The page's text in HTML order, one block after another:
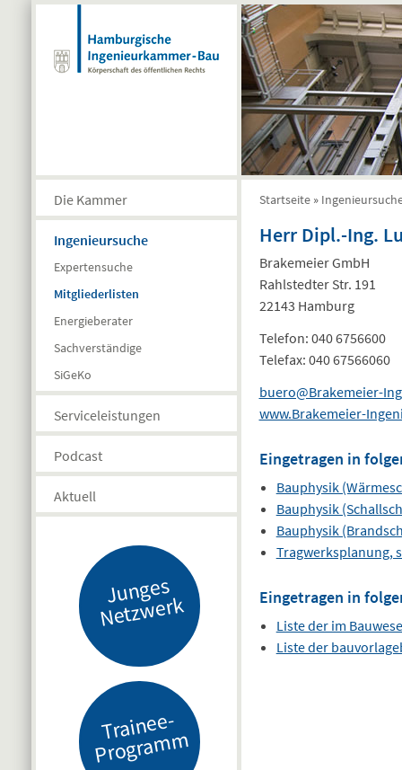
Direkt zum Inhalt
Die Kammer
Ingenieursuche
Expertensuche
Mitgliederlisten
Energieberater
Sachverständige
SiGeKo
Serviceleistungen
Podcast
Aktuell
J
u
n
g
es
N
etz
w
er
k
Tr
ai
n
e
e-
Pr
o
gr
a
m
m
Sie sind hier
Startseite »
Herr Dipl.-Ing.
Brakemeier GmbH
Rahlstedter Str. 191
22143 Hamburg
Telefon: 040 6756600
Telefax: 040 67566060
buero@Brakemeier-
www.Brakemeier-
Eingetragen in
Bauphysik
Bauphysik
Bauphysik
Tragwerksplanung,
Eingetragen in
Liste der im
Liste der